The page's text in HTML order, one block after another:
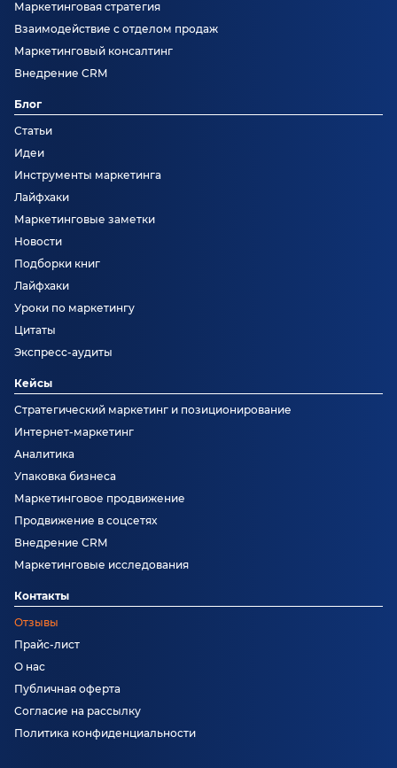
Маркетинговая стратегия
Взаимодействие с отделом продаж
Маркетинговый консалтинг
Внедрение CRM
Блог
Статьи
Идеи
Инструменты маркетинга
Лайфхаки
Маркетинговые заметки
Новости
Подборки книг
Лайфхаки
Уроки по маркетингу
Цитаты
Экспресс-аудиты
Кейсы
Стратегический маркетинг и позиционирование
Интернет-маркетинг
Аналитика
Упаковка бизнеса
Маркетинговое продвижение
Продвижение в соцсетях
Внедрение CRM
Маркетинговые исследования
Контакты
Отзывы
Прайс-лист
О нас
Публичная оферта
Согласие на рассылку
Политика конфиденциальности